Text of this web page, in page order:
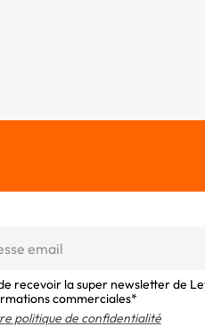
recevoir la super newsletter de
commerciales*
politique de confidentialité